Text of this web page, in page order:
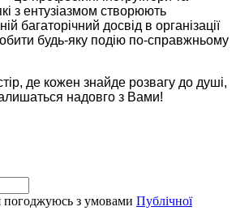
з ентузіазмом створюють
багаторічний досвід в організації
будь-яку подію по-справжньому
де кожен знайде розвагу до душі,
надовго з Вами!
з умовами Публічної